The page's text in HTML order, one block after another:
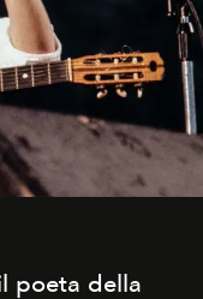
poeta della